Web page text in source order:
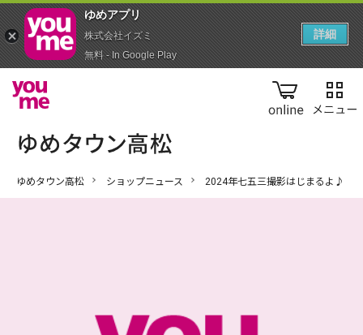
online
ゆめタウン高松 ショップニュース 2024年七五三撮影はじまるよ♪
ゆめアプ‪リ‬
株式会社イズミ
無料 - In Google Play
詳細